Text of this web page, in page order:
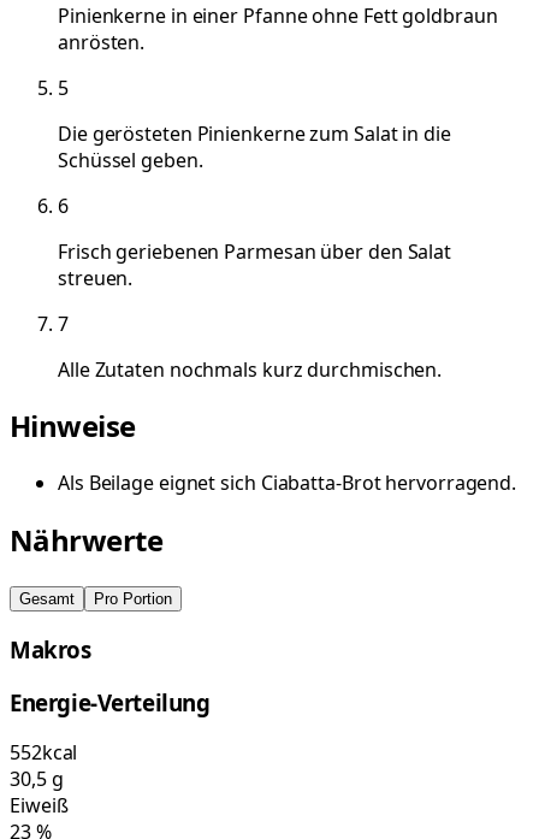
Pinienkerne in einer Pfanne ohne Fett goldbraun
anrösten.
5
Die gerösteten Pinienkerne zum Salat in die
Schüssel geben.
6
Frisch geriebenen Parmesan über den Salat
streuen.
7
Alle Zutaten nochmals kurz durchmischen.
Hinweise
Als Beilage eignet sich Ciabatta-Brot hervorragend.
Nährwerte
Gesamt Pro Portion
Makros
Energie-Verteilung
552kcal
30,5g
Eiweiß
23%